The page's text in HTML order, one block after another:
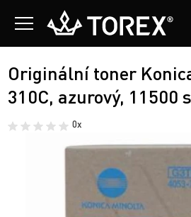
Originální toner
310C, azurový, 11500
0x